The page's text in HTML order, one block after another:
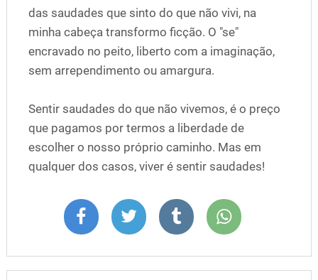
das saudades que sinto do que não vivi, na
minha cabeça transformo ficção. O "se"
encravado no peito, liberto com a imaginação,
sem arrependimento ou amargura.
Sentir saudades do que não vivemos, é o preço
que pagamos por termos a liberdade de
escolher o nosso próprio caminho. Mas em
qualquer dos casos, viver é sentir saudades!